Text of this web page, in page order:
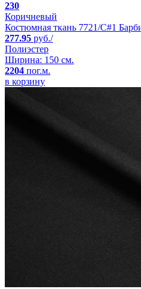
230
Коричневый
Костюмная ткань 7721/C#1
277.95 руб./
Полиэстер
Ширина: 150 см.
2204 пог.м.
в корзину